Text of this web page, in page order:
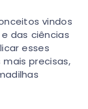
vindos
das ciências
esses
precisas,